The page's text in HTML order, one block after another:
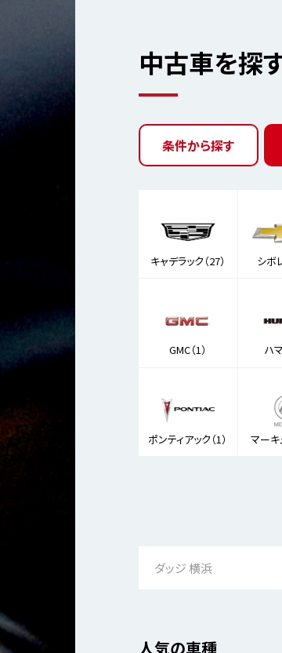
中古車を探
条件から探す
キャデラック（27） シボ
GMC（1） ハ
ポンティアック（1） マーキ
人気の車種